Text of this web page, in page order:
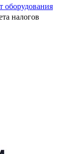
оборудования
налогов